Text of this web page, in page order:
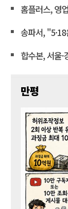
홈플러스, 영업
송파서, "5·18
합수본, 서울·
만평